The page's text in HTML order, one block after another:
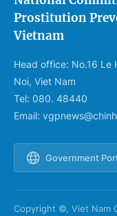
Prostitution
Vietnam
Head office: No.16 Le
Noi, Viet Nam
Tel: 080. 48440
Email:
Government
Copyright ©, Viet Nam